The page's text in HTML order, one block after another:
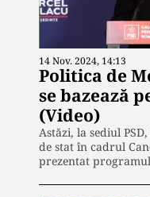
14 Nov. 2024, 14:13
Politica de
se bazează
(Video)
Astăzi, la sediul
de stat în cadrul
prezentat